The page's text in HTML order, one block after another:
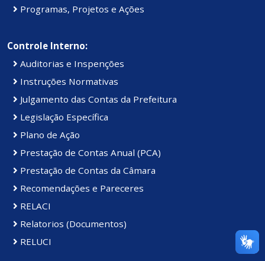
Programas, Projetos e Ações
Controle Interno:
Auditorias e Inspenções
Instruções Normativas
Julgamento das Contas da Prefeitura
Legislação Específica
Plano de Ação
Prestação de Contas Anual (PCA)
Prestação de Contas da Câmara
Recomendações e Pareceres
RELACI
Relatorios (Documentos)
RELUCI